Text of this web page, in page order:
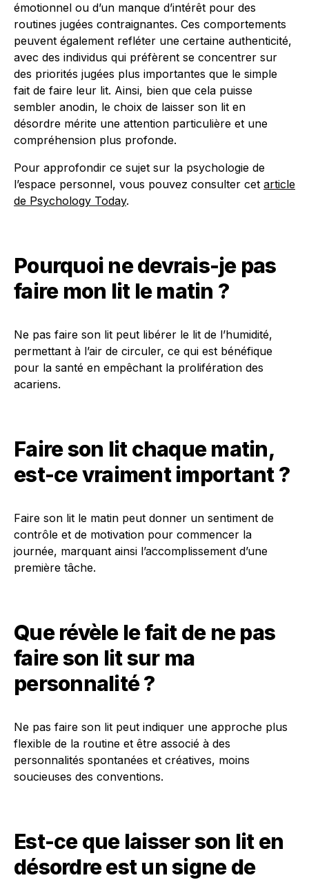
émotionnel ou d’un manque d’intérêt pour des
routines jugées contraignantes. Ces comportements
peuvent également refléter une certaine authenticité,
avec des individus qui préfèrent se concentrer sur
des priorités jugées plus importantes que le simple
fait de faire leur lit. Ainsi, bien que cela puisse
sembler anodin, le choix de laisser son lit en
désordre mérite une attention particulière et une
compréhension plus profonde.
Pour approfondir ce sujet sur la psychologie de
l’espace personnel, vous pouvez consulter cet article
de Psychology Today.
Pourquoi ne devrais-je pas
faire mon lit le matin ?
Ne pas faire son lit peut libérer le lit de l’humidité,
permettant à l’air de circuler, ce qui est bénéfique
pour la santé en empêchant la prolifération des
acariens.
Faire son lit chaque matin,
est-ce vraiment important ?
Faire son lit le matin peut donner un sentiment de
contrôle et de motivation pour commencer la
journée, marquant ainsi l’accomplissement d’une
première tâche.
Que révèle le fait de ne pas
faire son lit sur ma
personnalité ?
Ne pas faire son lit peut indiquer une approche plus
flexible de la routine et être associé à des
personnalités spontanées et créatives, moins
soucieuses des conventions.
Est-ce que laisser son lit en
désordre est un signe de